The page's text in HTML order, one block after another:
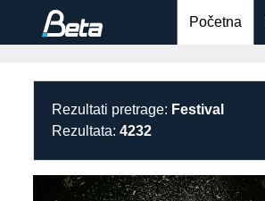
Početna
Rezultati pretrage: Festival
Rezultata: 4232